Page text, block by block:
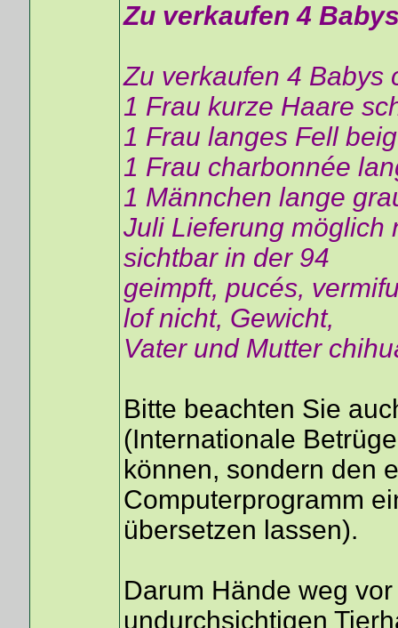
Zu verkaufen 4
Zu verkaufen 4 Babys
1 Frau kurze Haare
1 Frau langes Fell
1 Frau charbonnée
1 Männchen lange
Juli Lieferung möglich
sichtbar in der 94
geimpft, pucés,
lof nicht, Gewicht,
Vater und Mutter
Bitte beachten Sie
(Internationale
können, sondern den
Computerprogramm
übersetzen lassen).
Darum Hände weg
undurchsichtigen